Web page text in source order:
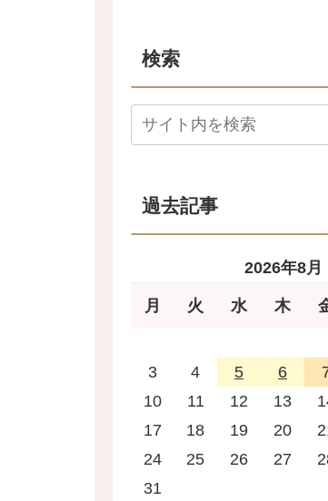
検索
過去記事
2026年8月
月 火 水 木
3
4 5 6
10
11 12 13
17
18 19 20
24
25 26 27
31